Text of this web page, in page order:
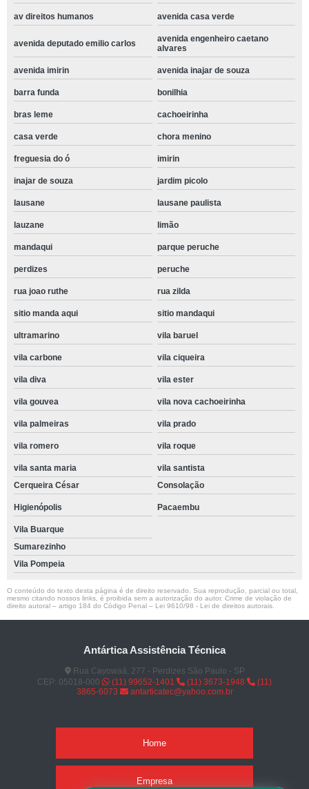
av direitos humanos avenida casa verde
avenida deputado emilio carlos
avenida engenheiro caetano
alvares
avenida imirin avenida inajar de souza
barra funda bonilhia
bras leme cachoeirinha
casa verde chora menino
freguesia do ó imirin
inajar de souza jardim picolo
lausane lausane paulista
lauzane limão
mandaqui parque peruche
perdizes peruche
rua joao ruthe rua zilda
sitio manda aqui sitio mandaqui
ultramarino vila baruel
vila carbone vila ciqueira
vila diva vila ester
vila gouvea vila nova cachoeirinha
vila palmeiras vila prado
vila romero vila roque
vila santa maria
vila santista
Cerqueira César
Consolação
Higienópolis Pacaembu
Vila Buarque
Sumarezinho
Vila Pompeia
O conteúdo do texto desta página é de direito reservado. Sua reprodução, parcial ou total,
mesmo citando nossos links, é proibida sem a autorização do autor. Crime de violação de
direito autoral – artigo 184 do Código Penal – Lei 9610/98 - Lei de direitos autorais
Antártica Assistência Técnica
Rua Cayowaá, 277 - Perdizes São Paulo - SP
CEP: 05018-000
(11) 99652-1401 (11) 3673-1948
(11)
3865-6073
antarticatec@yahoo.com.br
Home
Empresa